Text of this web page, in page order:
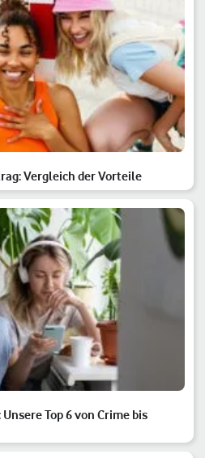
Vergleich der Vorteile
Top 6 von Crime bis